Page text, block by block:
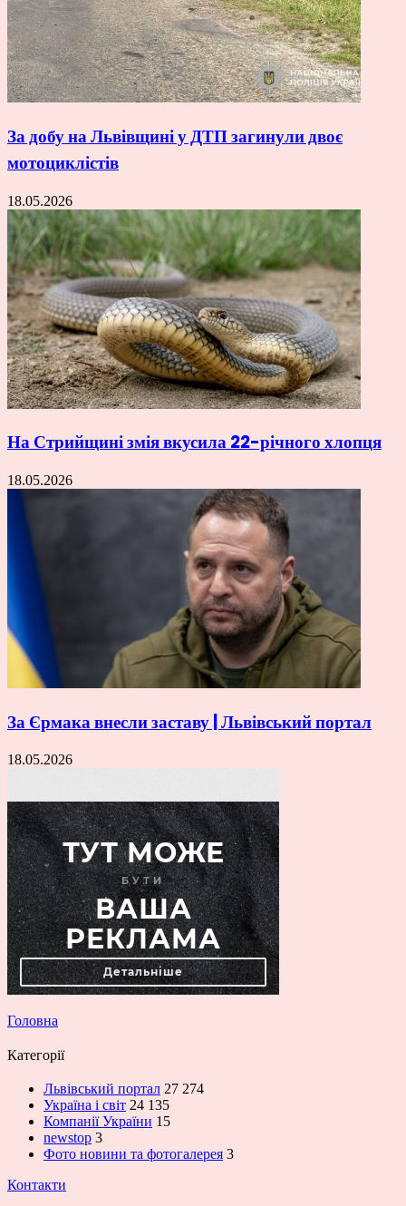
За добу на Львівщині у ДТП загинули двоє
мотоциклістів
18.05.2026
На Стрийщині змія вкусила 22-річного хлопця
18.05.2026
За Єрмака внесли заставу | Львівський портал
18.05.2026
Головна
Категорії
Львівський портал 27 274
Україна і світ 24 135
Компанії України 15
newstop 3
Фото новини та фотогалерея 3
Контакти